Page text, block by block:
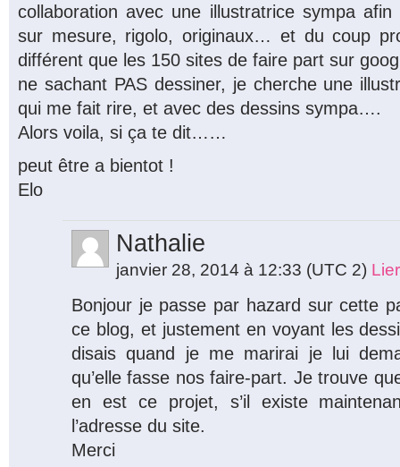
collaboration avec une illustratrice sympa
sur mesure, rigolo, originaux… et du coup
différent que les 150 sites de faire part sur
ne sachant PAS dessiner, je cherche une
qui me fait rire, et avec des dessins sympa….
Alors voila, si ça te dit……
peut être a bientot !
Elo
Nathalie
janvier 28, 2014 à 12:33 (UTC 2)
Bonjour je passe par hazard sur cette
ce blog, et justement en voyant les
disais quand je me marirai je lui
qu’elle fasse nos faire-part. Je trouve
en est ce projet, s’il existe
l’adresse du site.
Merci